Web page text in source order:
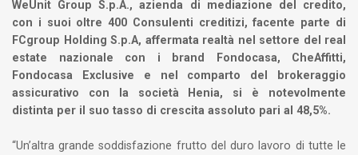
WeUnit Group S.p.A., azienda di mediazione del credito,
con i suoi oltre 400 Consulenti creditizi, facente parte di
FCgroup Holding S.p.A, affermata realtà nel settore del real
estate nazionale con i brand Fondocasa, CheAffitti,
Fondocasa Exclusive e nel comparto del brokeraggio
assicurativo con la società Henia, si è notevolmente
distinta per il suo tasso di crescita assoluto pari al 48,5%.
“Un’altra grande soddisfazione frutto del duro lavoro di tutte le